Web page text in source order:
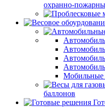
охранно-
Мобильные
баллонов